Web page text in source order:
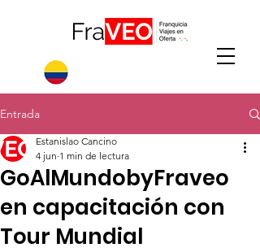
Entrada
GoAlMundobyFraveo
en capacitación con
Tour Mundial
Estanislao Cancino
4 jun 1 min de lectura